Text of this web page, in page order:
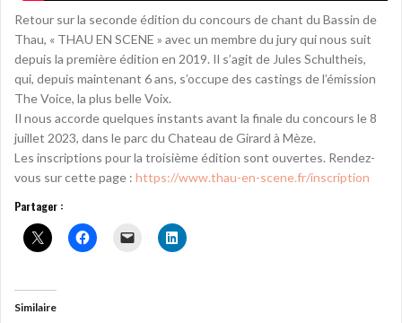
Retour sur la seconde édition du concours de chant du Bassin de
Thau, « THAU EN SCENE » avec un membre du jury qui nous suit
depuis la première édition en 2019. Il s’agit de Jules Schultheis,
qui, depuis maintenant 6 ans, s’occupe des castings de l’émission
The Voice, la plus belle Voix.
Il nous accorde quelques instants avant la finale du concours le 8
juillet 2023, dans le parc du Chateau de Girard à Mèze.
Les inscriptions pour la troisième édition sont ouvertes. Rendez-
vous sur cette page : https://www.thau-en-scene.fr/inscription
Partager :
Similaire